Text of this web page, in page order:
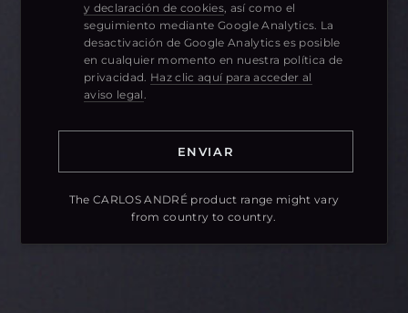
y declaración de cookies, así como el
seguimiento mediante Google Analytics. La
desactivación de Google Analytics es posible
en cualquier momento en nuestra política de
privacidad. Haz clic aquí para acceder al
aviso legal.
The CARLOS ANDRÉ product range might vary
from country to country.